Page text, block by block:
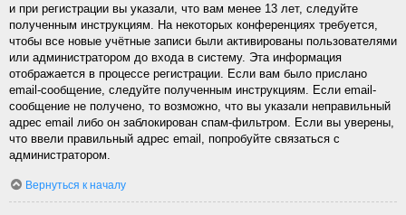
и при регистрации вы указали, что вам менее 13 лет, следуйте
полученным инструкциям. На некоторых конференциях требуется,
чтобы все новые учётные записи были активированы пользователями
или администратором до входа в систему. Эта информация
отображается в процессе регистрации. Если вам было прислано
email-сообщение, следуйте полученным инструкциям. Если email-
сообщение не получено, то возможно, что вы указали неправильный
адрес email либо он заблокирован спам-фильтром. Если вы уверены,
что ввели правильный адрес email, попробуйте связаться с
администратором.
Вернуться к началу